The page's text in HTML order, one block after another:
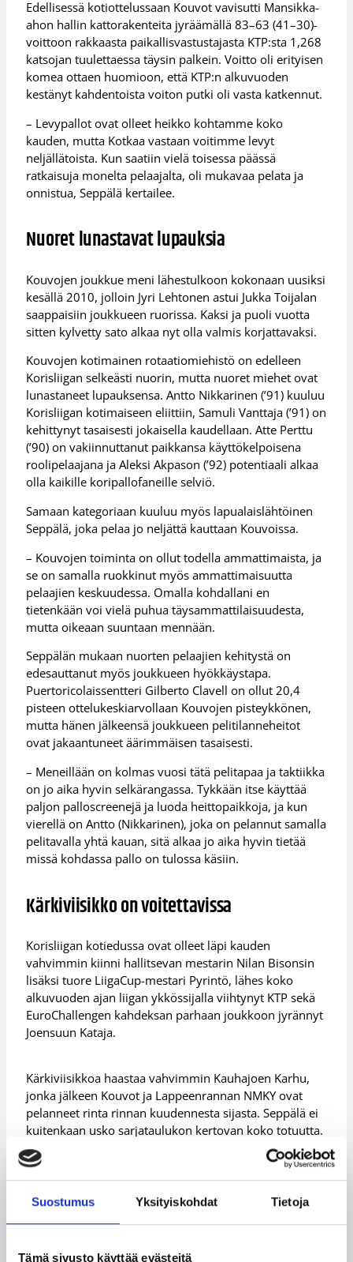
Suostumus Yksityiskohdat Tietoja
Tämä sivusto käyttää evästeitä
Edellisessä kotiottelussaan Kouvot vavisutti Mansikka-
ahon hallin kattorakenteita jyräämällä 83–63 (41–30)-
voittoon rakkaasta paikallisvastustajasta KTP:sta 1,268
katsojan tuulettaessa täysin palkein. Voitto oli erityisen
komea ottaen huomioon, että KTP:n alkuvuoden
kestänyt kahdentoista voiton putki oli vasta katkennut.
– Levypallot ovat olleet heikko kohtamme koko
kauden, mutta Kotkaa vastaan voitimme levyt
neljällätoista. Kun saatiin vielä toisessa päässä
ratkaisuja monelta pelaajalta, oli mukavaa pelata ja
onnistua, Seppälä kertailee.
Nuoret lunastavat lupauksia
Kouvojen joukkue meni lähestulkoon kokonaan uusiksi
kesällä 2010, jolloin Jyri Lehtonen astui Jukka Toijalan
saappaisiin joukkueen ruorissa. Kaksi ja puoli vuotta
sitten kylvetty sato alkaa nyt olla valmis korjattavaksi.
Kouvojen kotimainen rotaatiomiehistö on edelleen
Korisliigan selkeästi nuorin, mutta nuoret miehet ovat
lunastaneet lupauksensa. Antto Nikkarinen (’91) kuuluu
Korisliigan kotimaiseen eliittiin, Samuli Vanttaja (’91) on
kehittynyt tasaisesti jokaisella kaudellaan. Atte Perttu
(’90) on vakiinnuttanut paikkansa käyttökelpoisena
roolipelaajana ja Aleksi Akpason (’92) potentiaali alkaa
olla kaikille koripallofaneille selviö.
Samaan kategoriaan kuuluu myös lapualaislähtöinen
Seppälä, joka pelaa jo neljättä kauttaan Kouvoissa.
– Kouvojen toiminta on ollut todella ammattimaista, ja
se on samalla ruokkinut myös ammattimaisuutta
pelaajien keskuudessa. Omalla kohdallani en
tietenkään voi vielä puhua täysammattilaisuudesta,
mutta oikeaan suuntaan mennään.
Seppälän mukaan nuorten pelaajien kehitystä on
edesauttanut myös joukkueen hyökkäystapa.
Puertoricolaissentteri Gilberto Clavell on ollut 20,4
pisteen ottelukeskiarvollaan Kouvojen pisteykkönen,
mutta hänen jälkeensä joukkueen pelitilanneheitot
ovat jakaantuneet äärimmäisen tasaisesti.
– Meneillään on kolmas vuosi tätä pelitapaa ja taktiikka
on jo aika hyvin selkärangassa. Tykkään itse käyttää
paljon palloscreenejä ja luoda heittopaikkoja, ja kun
vierellä on Antto (Nikkarinen), joka on pelannut samalla
pelitavalla yhtä kauan, sitä alkaa jo aika hyvin tietää
missä kohdassa pallo on tulossa käsiin.
Kärkiviisikko on voitettavissa
Korisliigan kotiedussa ovat olleet läpi kauden
vahvimmin kiinni hallitsevan mestarin Nilan Bisonsin
lisäksi tuore LiigaCup-mestari Pyrintö, lähes koko
alkuvuoden ajan liigan ykkössijalla viihtynyt KTP sekä
EuroChallengen kahdeksan parhaan joukkoon jyrännyt
Joensuun Kataja.
Kärkiviisikkoa haastaa vahvimmin Kauhajoen Karhu,
jonka jälkeen Kouvot ja Lappeenrannan NMKY ovat
pelanneet rinta rinnan kuudennesta sijasta. Seppälä ei
kuitenkaan usko sarjataulukon kertovan koko totuutta.
– Minusta se kertoo aika paljon, että olemme pystyneet
voittamaan top 5-joukkueesta neljä vähintään kerran,
ja viimeksi olimme vierasmatsissa Bisonsia vastaan
viimeiselle minuutille asti voitossa kiinni, Seppälä
miettii.
– Kauden alussa oli aika selvää, että liigassa olisi neljä